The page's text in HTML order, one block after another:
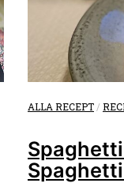
ALLA RECEPT/
Spaghetti